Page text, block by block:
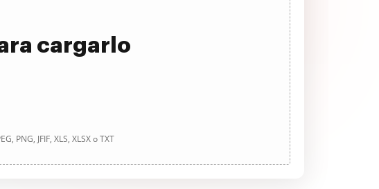
cargarlo
PNG, JFIF, XLS, XLSX o TXT